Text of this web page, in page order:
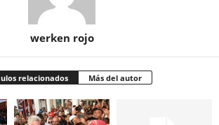
werken rojo
relacionados Más del autor